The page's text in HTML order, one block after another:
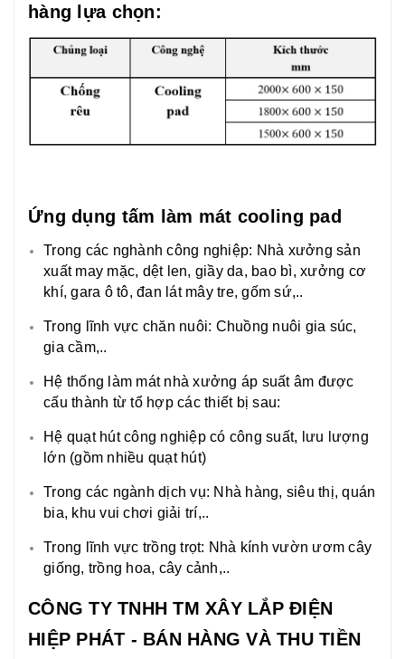
hàng lựa chọn:
Ứng dụng tấm làm mát cooling pad
Trong các nghành công nghiệp: Nhà xưởng sản
xuất may mặc, dệt len, giầy da, bao bì, xưởng cơ
khí, gara ô tô, đan lát mây tre, gốm sứ,..
Trong lĩnh vực chăn nuôi: Chuồng nuôi gia súc,
gia cầm,..
Hệ thống làm mát nhà xưởng áp suất âm được
cấu thành từ tổ hợp các thiết bị sau:
Hệ quạt hút công nghiệp có công suất, lưu lượng
lớn (gồm nhiều quạt hút)
Trong các ngành dịch vụ: Nhà hàng, siêu thị, quán
bia, khu vui chơi giải trí,..
Trong lĩnh vực trồng trọt: Nhà kính vườn ươm cây
giống, trồng hoa, cây cảnh,..
CÔNG TY TNHH TM XÂY LẮP ĐIỆN
HIỆP PHÁT - BÁN HÀNG VÀ THU TIỀN